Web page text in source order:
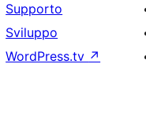
Supporto
Sviluppo
WordPress.tv ↗